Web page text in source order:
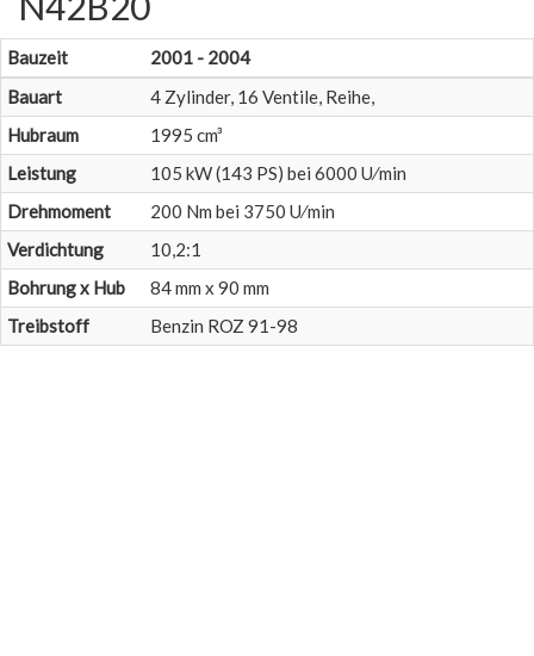
Bauzeit
2001 - 2004
Bauart
4 Zylinder, 16 Ventile, Reihe,
Hubraum
1995 cm³
Leistung
105 kW (143 PS) bei 6000 U⁄min
Drehmoment
200 Nm bei 3750 U⁄min
Verdichtung
10,2:1
Bohrung x Hub
84 mm x 90 mm
Treibstoff
Benzin ROZ 91-98